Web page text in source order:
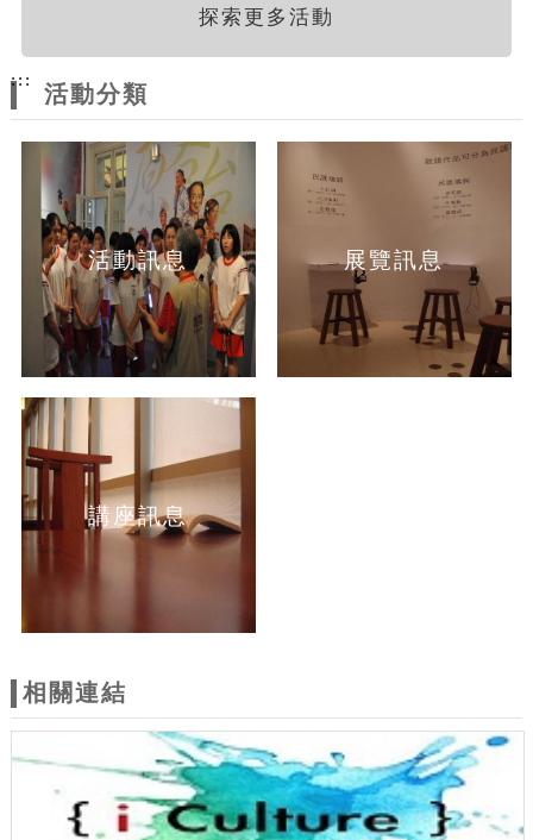
探索更多活動
:::
活動分類
活動訊息 展覽訊息
講座訊息
相關連結